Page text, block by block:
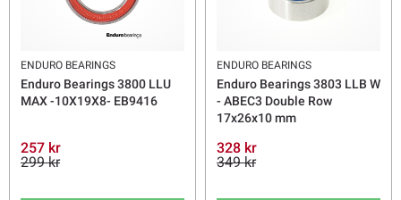
ENDURO BEARINGS
Enduro Bearings 3800 LLU
MAX -10X19X8- EB9416
257 kr
299 kr
ENDURO BEARINGS
Enduro Bearings 3803 LLB W
- ABEC3 Double Row
17x26x10 mm
328 kr
349 kr